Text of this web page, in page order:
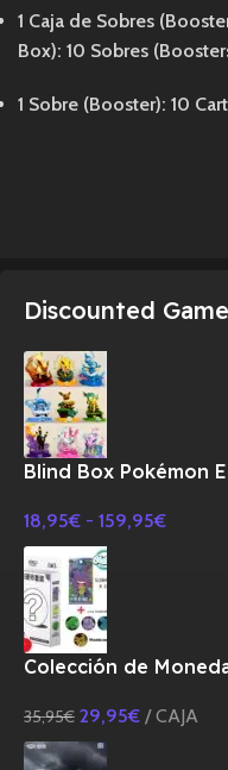
1 Caja de Sobres
Box): 10 Sobres
1 Sobre (Booster): 10
Discounted
Blind Box Pokémon
18,95€ - 159,95€
Colección de
35,95€ 29,95€ CAJA